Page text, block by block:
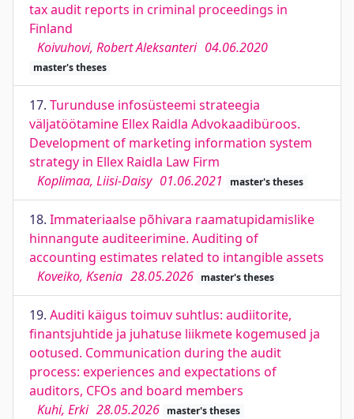
tax audit reports in criminal proceedings in
Finland
Koivuhovi, Robert Aleksanteri 04.06.2020
master's theses
17. Turunduse infosüsteemi strateegia
väljatöötamine Ellex Raidla Advokaadibüroos.
Development of marketing information system
strategy in Ellex Raidla Law Firm
Koplimaa, Liisi-Daisy 01.06.2021 master's theses
18. Immateriaalse põhivara raamatupidamislike
hinnangute auditeerimine. Auditing of
accounting estimates related to intangible assets
Koveiko, Ksenia 28.05.2026 master's theses
19. Auditi käigus toimuv suhtlus: audiitorite,
finantsjuhtide ja juhatuse liikmete kogemused ja
ootused. Communication during the audit
process: experiences and expectations of
auditors, CFOs and board members
Kuhi, Erki 28.05.2026 master's theses